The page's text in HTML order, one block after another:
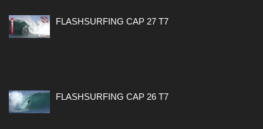
FLASHSURFING CAP 27 T7
FLASHSURFING CAP 26 T7